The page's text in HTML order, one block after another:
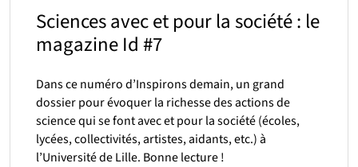
Sciences avec et pour la société : le
magazine Id #7
Dans ce numéro d’Inspirons demain, un grand
dossier pour évoquer la richesse des actions de
science qui se font avec et pour la société (écoles,
lycées, collectivités, artistes, aidants, etc.) à
l’Université de Lille. Bonne lecture !